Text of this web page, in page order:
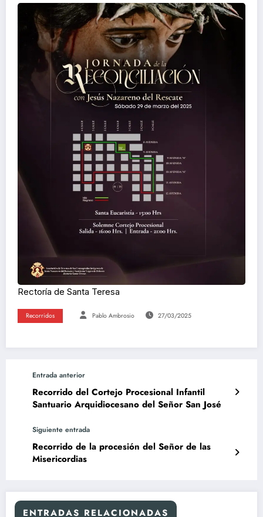
Rectoría de Santa Teresa
Recorridos Pablo Ambrosio 27/03/2025
Entrada anterior
Recorrido del Cortejo Procesional Infantil
Santuario Arquidiocesano del Señor San José
Siguiente entrada
Recorrido de la procesión del Señor de las
Misericordias
ENTRADAS RELACIONADAS